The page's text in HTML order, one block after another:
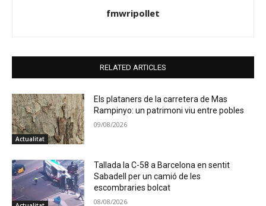
fmwripollet
RELATED ARTICLES
Actualitat
Els plataners de la carretera de Mas
Rampinyo: un patrimoni viu entre pobles
09/08/2026
Tallada la C-58 a Barcelona en sentit
Sabadell per un camió de les
escombraries bolcat
08/08/2026